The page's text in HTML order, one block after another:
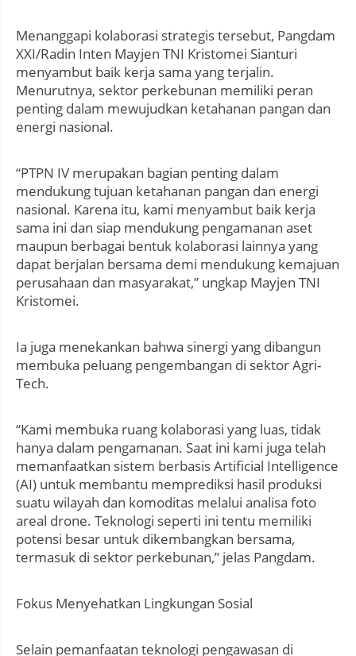
Menanggapi kolaborasi strategis tersebut, Pangdam
XXI/Radin Inten Mayjen TNI Kristomei Sianturi
menyambut baik kerja sama yang terjalin.
Menurutnya, sektor perkebunan memiliki peran
penting dalam mewujudkan ketahanan pangan dan
energi nasional.
“PTPN IV merupakan bagian penting dalam
mendukung tujuan ketahanan pangan dan energi
nasional. Karena itu, kami menyambut baik kerja
sama ini dan siap mendukung pengamanan aset
maupun berbagai bentuk kolaborasi lainnya yang
dapat berjalan bersama demi mendukung kemajuan
perusahaan dan masyarakat,” ungkap Mayjen TNI
Kristomei.
Ia juga menekankan bahwa sinergi yang dibangun
membuka peluang pengembangan di sektor Agri-
Tech.
“Kami membuka ruang kolaborasi yang luas, tidak
hanya dalam pengamanan. Saat ini kami juga telah
memanfaatkan sistem berbasis Artificial Intelligence
(AI) untuk membantu memprediksi hasil produksi
suatu wilayah dan komoditas melalui analisa foto
areal drone. Teknologi seperti ini tentu memiliki
potensi besar untuk dikembangkan bersama,
termasuk di sektor perkebunan,” jelas Pangdam.
Fokus Menyehatkan Lingkungan Sosial
Selain pemanfaatan teknologi pengawasan di